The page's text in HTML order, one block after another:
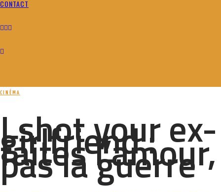
CONTACT
CINÉMA
I shot your ex-
girlfriend :
faites l’amour,
pas la guerre